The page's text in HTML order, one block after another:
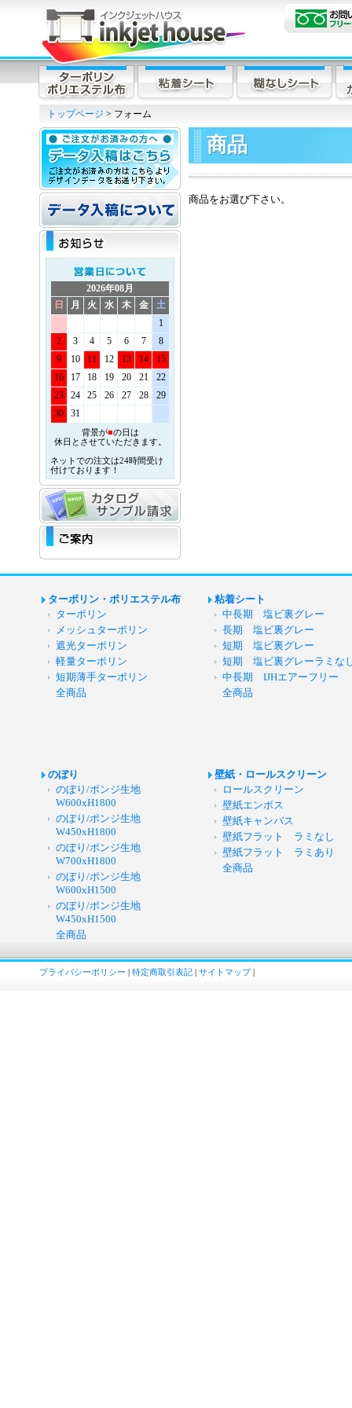
トップページ > フォーム
2026年08月
日
月 火 水 木 金
土
1
2
3 4 5 6 7
8
9
10 11 12 13 14
15
16
17 18 19 20 21
22
23
24 25 26 27 28
29
30
31
背景が■の日は
休日とさせていただきます。
ネットでの注文は24時間受け
付けております！
商品
商品をお選び下さい。
ターポリン・ポリエステル布
ターポリン
メッシュターポリン
遮光ターポリン
軽量ターポリン
短期薄手ターポリン
全商品
粘着シート
中長期 塩ビ裏グレー
長期 塩ビ裏グレー
短期 塩ビ裏グレー
短期 塩ビ裏グレーラミな
中長期 IJHエアーフリー
全商品
のぼり
のぼり/ポンジ生地
W600xH1800
のぼり/ポンジ生地
W450xH1800
のぼり/ポンジ生地
W700xH1800
のぼり/ポンジ生地
W600xH1500
のぼり/ポンジ生地
W450xH1500
全商品
壁紙・ロールスクリーン
ロールスクリーン
壁紙エンボス
壁紙キャンバス
壁紙フラット ラミなし
壁紙フラット ラミあり
全商品
プライバシーポリシー | 特定商取引表記 | サイトマップ|